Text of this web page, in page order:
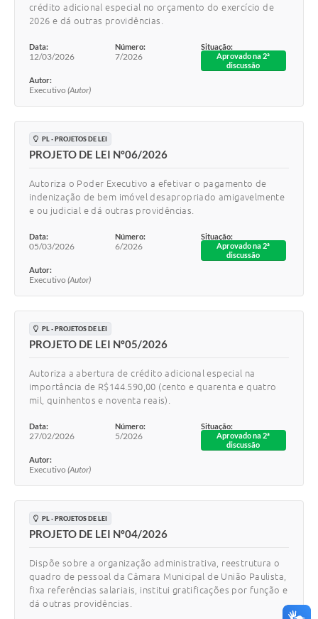
crédito adicional especial no orçamento do exercício de
2026 e dá outras providências.
Data:
12/03/2026
Número:
7/2026
Situação:
Aprovado na 2ª
discussão
Autor:
Executivo (Autor)
PL - PROJETOS DE LEI
PROJETO DE LEI Nº06/2026
Autoriza o Poder Executivo a efetivar o pagamento de
indenização de bem imóvel desapropriado amigavelmente
e ou judicial e dá outras providências.
Data:
05/03/2026
Número:
6/2026
Situação:
Aprovado na 2ª
discussão
Autor:
Executivo (Autor)
PL - PROJETOS DE LEI
PROJETO DE LEI Nº05/2026
Autoriza a abertura de crédito adicional especial na
importância de R$144.590,00 (cento e quarenta e quatro
mil, quinhentos e noventa reais).
Data:
27/02/2026
Número:
5/2026
Situação:
Aprovado na 2ª
discussão
Autor:
Executivo (Autor)
PL - PROJETOS DE LEI
PROJETO DE LEI Nº04/2026
Dispõe sobre a organização administrativa, reestrutura o
quadro de pessoal da Câmara Municipal de União Paulista,
fixa referências salariais, institui gratificações por função e
dá outras providências.